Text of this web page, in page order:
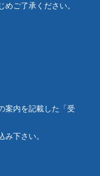
ご了承ください。
案内を記載した「受
下さい。